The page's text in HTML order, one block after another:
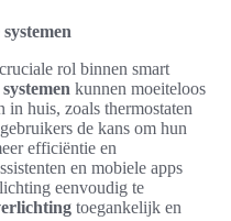
rol binnen smart
kunnen moeiteloos
in huis, zoals thermostaten
de kans om hun
efficiëntie en
en mobiele apps
eenvoudig te
toegankelijk en